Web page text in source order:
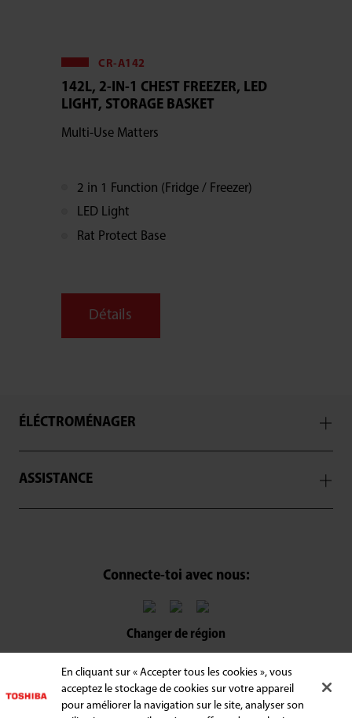
CR-A142
142L, 2-IN-1 CHEST FREEZER, LED
LIGHT, STORAGE BASKET
Multi-Use Matters
2 in 1 Function (Fridge / Freezer)
LED Light
Rat Protect Base
Détails
ÉLÉCTROMÉNAGER
ASSISTANCE
Politique de confidentialité
Connecte-toi avec nous:
Changer de région
En cliquant sur « Accepter tous les cookies », vous
acceptez le stockage de cookies sur votre appareil
pour améliorer la navigation sur le site, analyser son